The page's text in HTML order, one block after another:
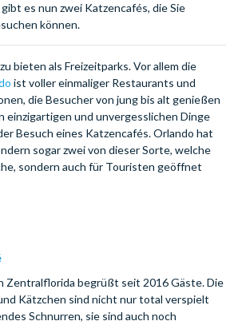
es nun zwei Katzencafés, die Sie
können.
bieten als Freizeitparks. Vor allem die
ist voller einmaliger Restaurants und
die Besucher von jung bis alt genießen
einzigartigen und unvergesslichen Dinge
Besuch eines Katzencafés. Orlando hat
sogar zwei von dieser Sorte, welche
sondern auch für Touristen geöffnet
Zentralflorida begrüßt seit 2016 Gäste. Die
Kätzchen sind nicht nur total verspielt
Schnurren, sie sind auch noch